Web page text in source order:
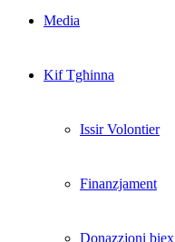
Media
Kif Tgħinna
Issir Volontier
Finanzjament
Donazzjoni